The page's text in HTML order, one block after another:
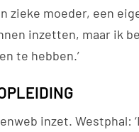
moeder, een
inzetten, maar ik
te hebben.’
inzet. Westphal: